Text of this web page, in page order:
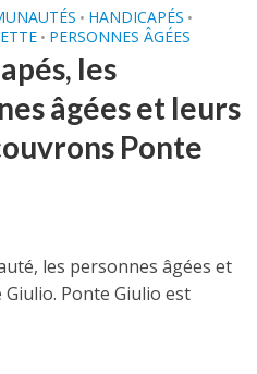
• HANDICAPÉS •
• PERSONNES ÂGÉES
les
âgées et leurs
Ponte
les personnes âgées et
Ponte Giulio est